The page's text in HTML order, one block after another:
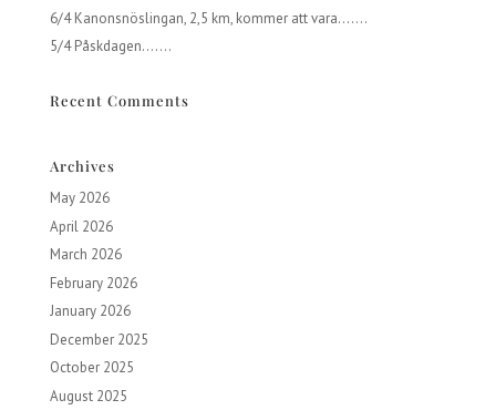
6/4 Kanonsnöslingan, 2,5 km, kommer att vara…….
5/4 Påskdagen…….
Recent Comments
Archives
May 2026
April 2026
March 2026
February 2026
January 2026
December 2025
October 2025
August 2025